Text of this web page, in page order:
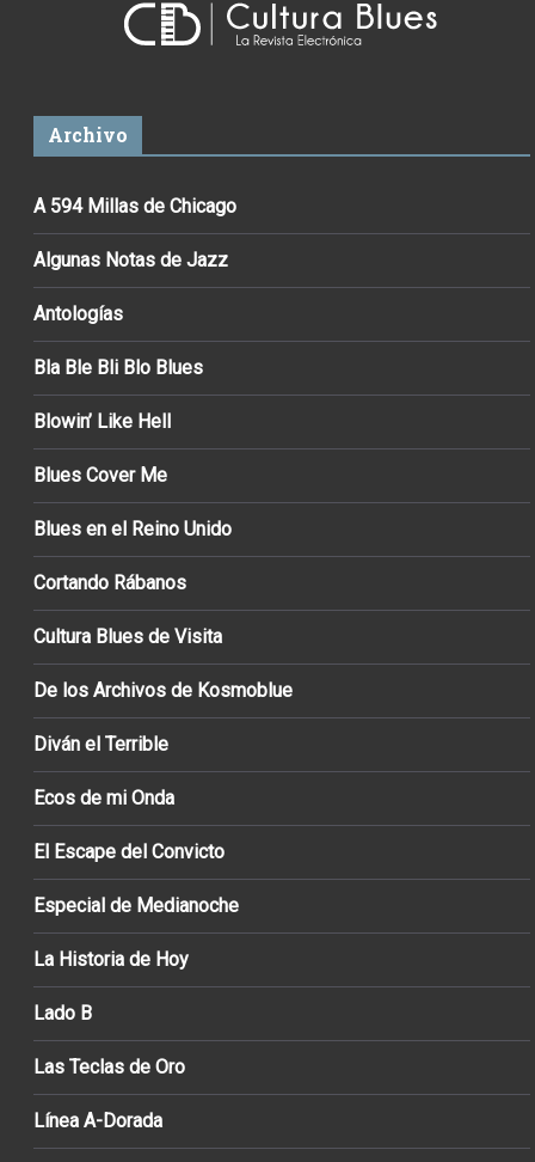
Archivo
A 594 Millas de Chicago
Algunas Notas de Jazz
Antologías
Bla Ble Bli Blo Blues
Blowin’ Like Hell
Blues Cover Me
Blues en el Reino Unido
Cortando Rábanos
Cultura Blues de Visita
De los Archivos de Kosmoblue
Diván el Terrible
Ecos de mi Onda
El Escape del Convicto
Especial de Medianoche
La Historia de Hoy
Lado B
Las Teclas de Oro
Línea A-Dorada